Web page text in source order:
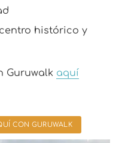
histórico y
Guruwalk aquí
CON GURUWALK